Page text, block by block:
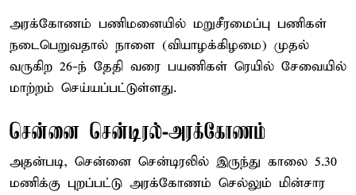
அரக்கோணம் பணிமனையில் மறுசீரமைப்பு பணிகள்
நடைபெறுவதால் நாளை (வியாழக்கிழமை) முதல்
வருகிற 26-ந் தேதி வரை பயணிகள் ரெயில் சேவையில்
மாற்றம் செய்யப்பட்டுள்ளது.
சென்னை சென்டிரல்-அரக்கோணம்
அதன்படி, சென்னை சென்டிரலில் இருந்து காலை 5.30
மணிக்கு புறப்பட்டு அரக்கோணம் செல்லும் மின்சார